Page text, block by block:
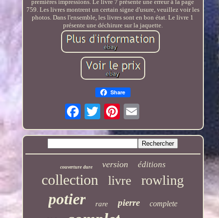
premières impressions. Le livre 7 présente une erreur à la page
759. Les livres montrent un certain signe d'usure, veuillez voir les
photos. Dans l'ensemble, les livres sont en bon état. Le livre 1
présente une déchirure sur la jaquette.
Share
couverture dure version éditions
collection livre rowling
potier rare pierre complete